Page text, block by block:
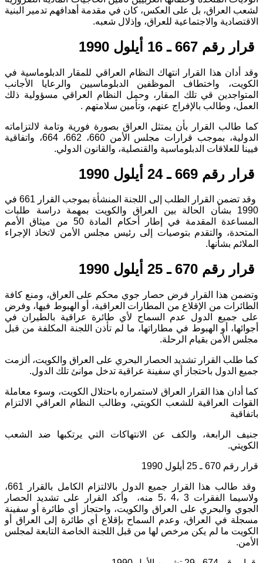
لشعب العراق، بل على العكس، كان في مقدمة أهدافهم تدمير البنية
الاقتصادية والاجتماعية للعراق، وإذلال شعبه.
قرار رقم 667 ـ 16 أيلول 1990
وقد أدان هذا القرار انتهاك النظام العراقي للمقار الدبلوماسية في
الكويت، واختطاف الموظفين الدبلوماسيين والرعايا الأجانب
المتواجدين قي تلك المقار، وحمل النظام العراقي مسؤولية ذلك
العمل، وطالب بالإفراج عنهم، وتأمين سلامتهم .
كما طالب القرار بأن يمتثل العراق بصورة فورية وتامة لالتزاماته
الدولية، بموجب قرارات مجلس الأمن 660، 662، 664، واتفاقية
فيينا للعلاقات الدبلوماسية والقنصلية، والقانون الدولي.
قرار رقم 669 ـ 24 أيلول 1990
وقد تضمن القرار الطلب إلى اللجنة المنشأة بموجب القرار 661 في
1990 بشأن الحالة بين العراق والكويت بمهمة دراسة طلبات
المساعدة المقدمة في إطار أحكام المادة 50 من ميثاق الأمم
المتحدة، والتقدم بتوصيات إلى رئيس مجلس الأمن لاتخاذ الإجراء
الملائم بشأنها.
قرار رقم 670 ـ 25 أيلول 1990
وتضمن هذا القرار فرض حصار جوي محكم على العراق، ومنع كافة
الطائرات من الإقلاع من المطارات العراقية، أو الهبوط فيها، وفرض
على جميع الدول عدم السماح لأي طائرة عراقية بالطيران في
أجوائها، أو الهبوط في مطاراتها، ما لم تأذن اللجنة المكلفة من قبل
مجلس الأمن بقيام الرحلة.
كما طلب القرار تشديد الحصار البحري على العراق والكويت، ألزمت
جميع الدول باحتجاز أي سفينة عراقية تدخل موانئ تلك الدول.
كما أدان هذا القرار العراق لاستمراره باحتلال الكويت، وسوء معاملة
القوات العراقية للشعب الكويتي، وطالب النظام العراقي الالتزام
باتفاقية
جنيف الرابعة، والكف عن الانتهاكات التي يرتكبها ضد الشعب
الكويتي.
قرار رقم 670 ـ 25 أيلول 1990
وقد طالب هذا القرار جميع الدول بالالتزام الكامل بالقرار 661،
ولاسيما الفقرات 3 ،4 ،5 منه، وأكد القرار على تشديد الحصار
الجوي والبحري على العراق والكويت، واحتجاز أي طائرة أو سفينة
مسجلة في العراق، وعدم السماح بإقلاع أي طائرة إلى العراق أو
الكويت ما لم يكن مرخص لها من قبل اللجنة الخاصة التابعة لمجلس
الأمن.